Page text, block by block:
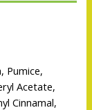
Pumice,
Acetate,
Cinnamal,